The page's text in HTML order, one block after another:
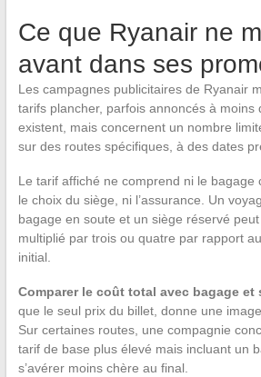
Ce que Ryanair ne
avant dans ses
Les campagnes publicitaires de Ryanair
tarifs plancher, parfois annoncés à moins
existent, mais concernent un nombre
sur des routes spécifiques, à des dates
Le tarif affiché ne comprend ni le bagage
le choix du siège, ni l’assurance. Un
bagage en soute et un siège réservé
multiplié par trois ou quatre par rapport
initial.
Comparer le coût total avec bagage et
que le seul prix du billet, donne une
Sur certaines routes, une compagnie
tarif de base plus élevé mais incluant un
s’avérer moins chère au final.